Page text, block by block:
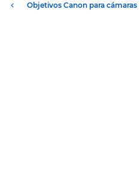
Objetivos Canon para cámaras